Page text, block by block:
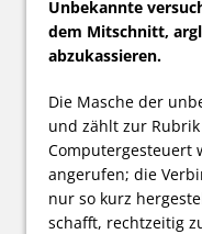
Unbekannte
dem Mitschnitt,
abzukassieren.
Die Masche der
und zählt zur
Computergesteuert
angerufen; die
nur so kurz
schafft, rechtzeitig